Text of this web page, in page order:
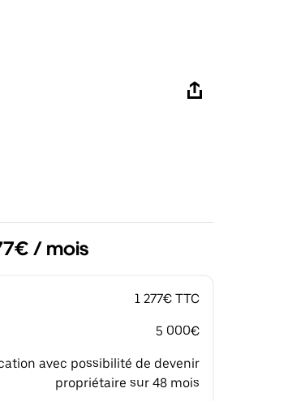
/ mois
1 277€ TTC
5 000€
avec possibilité de devenir
propriétaire sur 48 mois